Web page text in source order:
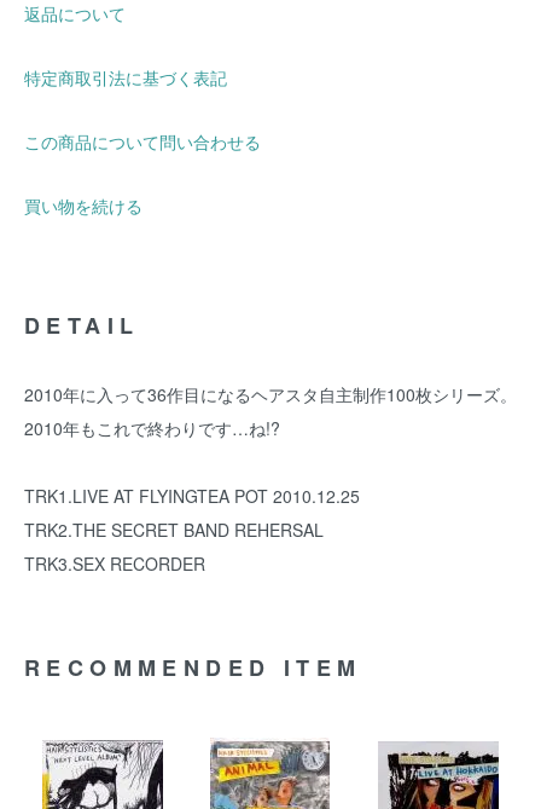
返品について
特定商取引法に基づく表記
この商品について問い合わせる
買い物を続ける
DETAIL
2010年に入って36作目になるヘアスタ自主制作100枚シリーズ。
2010年もこれで終わりです…ね!?
TRK1.LIVE AT FLYINGTEA POT 2010.12.25
TRK2.THE SECRET BAND REHERSAL
TRK3.SEX RECORDER
RECOMMENDED ITEM